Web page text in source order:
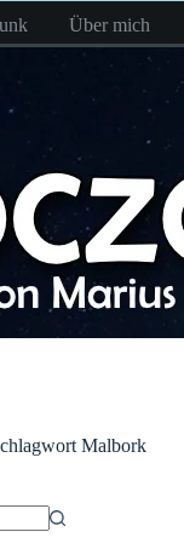
Über mich
Malbork